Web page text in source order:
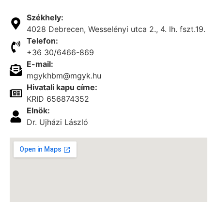
Székhely:
4028 Debrecen, Wesselényi utca 2., 4. lh. fszt.19.
Telefon:
+36 30/6466-869
E-mail:
mgykhbm@mgyk.hu
Hivatali kapu címe:
KRID 656874352
Elnök:
Dr. Ujházi László